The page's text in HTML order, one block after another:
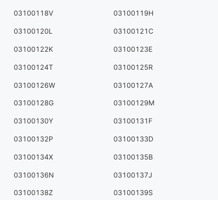
03100118V 03100119H
03100120L 03100121C
03100122K 03100123E
03100124T 03100125R
03100126W 03100127A
03100128G 03100129M
03100130Y 03100131F
03100132P 03100133D
03100134X 03100135B
03100136N 03100137J
03100138Z 03100139S